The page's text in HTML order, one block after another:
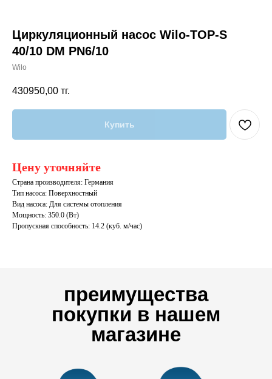
Циркуляционный насос Wilo-TOP-S
40/10 DM PN6/10
Wilo
430950,00 тг.
Купить
Цену уточняйте
Страна производителя: Германия
Тип насоса: Поверхностный
Вид насоса: Для системы отопления
Мощность: 350.0 (Вт)
Пропускная способность: 14.2 (куб. м/час)
преимущества
покупки в нашем
магазине